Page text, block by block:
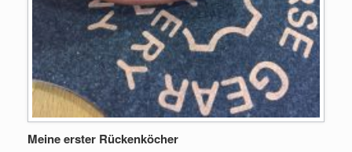
Meine erster Rückenköcher